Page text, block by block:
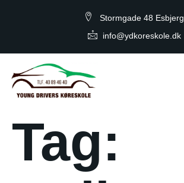
Stormgade 48 Esbjerg
info@ydkoreskole.dk
Tag: